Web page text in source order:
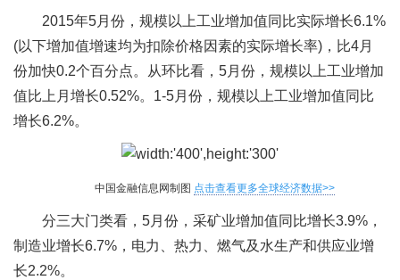
2015年5月份，规模以上工业增加值同比实际增长6.1%
(以下增加值增速均为扣除价格因素的实际增长率)，比4月
份加快0.2个百分点。从环比看，5月份，规模以上工业增加
值比上月增长0.52%。1-5月份，规模以上工业增加值同比
增长6.2%。
中国金融信息网制图 点击查看更多全球经济数据>>
分三大门类看，5月份，采矿业增加值同比增长3.9%，
制造业增长6.7%，电力、热力、燃气及水生产和供应业增
长2.2%。